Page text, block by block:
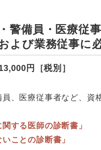
警備員・医療従
よび業務従事に
円［税別］
、医療従事者など、資
する医師の診断書」
ことの診断書」